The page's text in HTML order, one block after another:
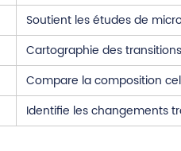
Soutient les études de
Cartographie des
Compare la composition
Identifie les changements